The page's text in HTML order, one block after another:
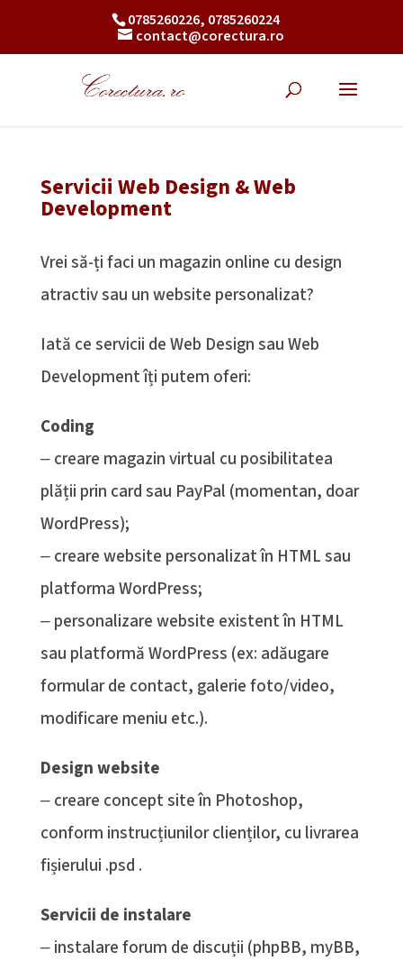
0785260226, 0785260224
contact@corectura.ro
Servicii Web Design & Web
Development
Vrei să-ți faci un magazin online cu design
atractiv sau un website personalizat?
Iată ce servicii de Web Design sau Web
Development îți putem oferi:
Coding
‒ creare magazin virtual cu posibilitatea
plății prin card sau PayPal (momentan, doar
WordPress);
‒ creare website personalizat în HTML sau
platforma WordPress;
‒ personalizare website existent în HTML
sau platformă WordPress (ex: adăugare
formular de contact, galerie foto/video,
modificare meniu etc.).
Design website
‒ creare concept site în Photoshop,
conform instrucțiunilor clienților, cu livrarea
fișierului .psd .
Servicii de instalare
‒ instalare forum de discuții (phpBB, myBB,